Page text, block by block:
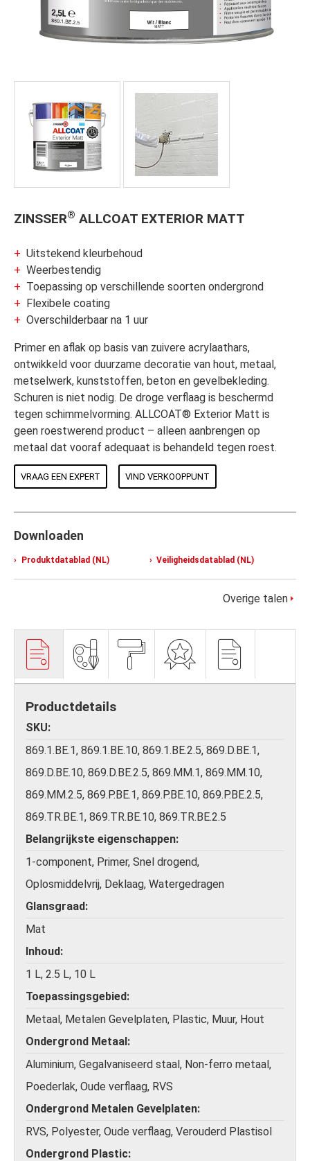
ZINSSER® ALLCOAT EXTERIOR MATT
Uitstekend kleurbehoud
Weerbestendig
Toepassing op verschillende soorten ondergrond
Flexibele coating
Overschilderbaar na 1 uur
Primer en aflak op basis van zuivere acrylaathars,
ontwikkeld voor duurzame decoratie van hout, metaal,
metselwerk, kunststoffen, beton en gevelbekleding.
Schuren is niet nodig. De droge verflaag is beschermd
tegen schimmelvorming. ALLCOAT® Exterior Matt is
geen roestwerend product – alleen aanbrengen op
metaal dat vooraf adequaat is behandeld tegen roest.
VRAAG EEN EXPERT VIND VERKOOPPUNT
Downloaden
Produktdatablad (NL) Veiligheidsdatablad (NL)
Overige talen
Productdetails
SKU
869.1.BE.1, 869.1.BE.10, 869.1.BE.2.5, 869.D.BE.1,
869.D.BE.10, 869.D.BE.2.5, 869.MM.1, 869.MM.10,
869.MM.2.5, 869.P.BE.1, 869.P.BE.10, 869.P.BE.2.5,
869.TR.BE.1, 869.TR.BE.10, 869.TR.BE.2.5
Belangrijkste eigenschappen
1-component, Primer, Snel drogend,
Oplosmiddelvrij, Deklaag, Watergedragen
Glansgraad
Mat
Inhoud
1 L, 2.5 L, 10 L
Toepassingsgebied
Metaal, Metalen Gevelplaten, Plastic, Muur, Hout
Ondergrond Metaal
Aluminium, Gegalvaniseerd staal, Non-ferro metaal,
Poederlak, Oude verflaag, RVS
Ondergrond Metalen Gevelplaten
RVS, Polyester, Oude verflaag, Verouderd Plastisol
Ondergrond Plastic